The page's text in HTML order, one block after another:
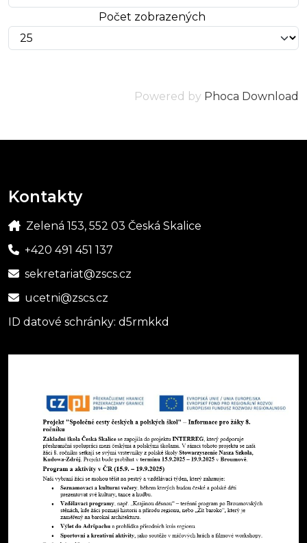
Počet zobrazených
Powered by Phoca Download
Kontakty
Zelená 153, 552 03 Česká Skalice
+420 491 451 137
sekretariat@zscs.cz
ucetni@zscs.cz
ID datové schránky: d5rmkkd